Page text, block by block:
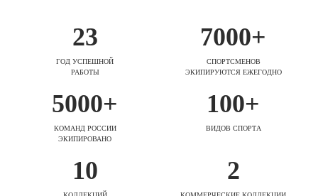
23
ГОД УСПЕШНОЙ
РАБОТЫ
7000+
СПОРТСМЕНОВ
ЭКИПИРУЮТСЯ ЕЖЕГОДНО
5000+
КОМАНД РОССИИ
ЭКИПИРОВАНО
100+
ВИДОВ СПОРТА
10 2